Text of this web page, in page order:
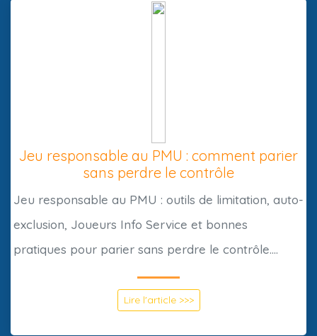
Jeu responsable au PMU : comment parier
sans perdre le contrôle
Jeu responsable au PMU : outils de limitation, auto-
exclusion, Joueurs Info Service et bonnes
pratiques pour parier sans perdre le contrôle....
Lire l'article >>>